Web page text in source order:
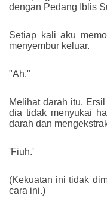
dengan Pedang Iblis
Setiap kali aku
menyembur keluar.
"Ah."
Melihat darah itu,
dia tidak menyukai
darah dan
'Fiuh.'
(Kekuatan ini tidak
cara ini.)